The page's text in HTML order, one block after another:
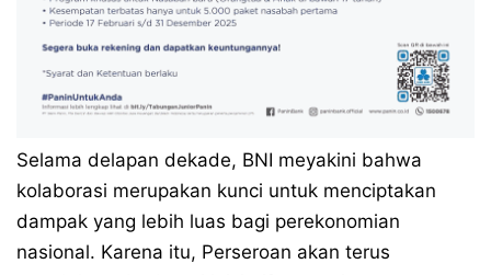
Selama delapan dekade, BNI meyakini bahwa
kolaborasi merupakan kunci untuk menciptakan
dampak yang lebih luas bagi perekonomian
nasional. Karena itu, Perseroan akan terus